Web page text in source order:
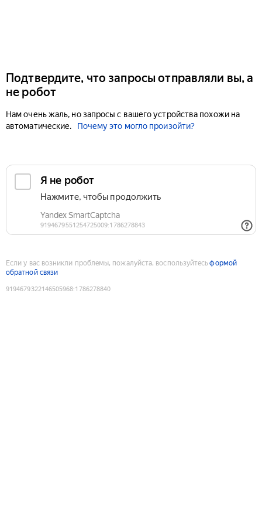
Подтвердите, что запросы отправляли вы, а
не робот
Нам очень жаль, но запросы с вашего устройства похожи на
автоматические.
Почему это могло произойти?
Если у вас возникли проблемы, пожалуйста, воспользуйтесьформой
обратной связи
9194679322146505968:1786278840